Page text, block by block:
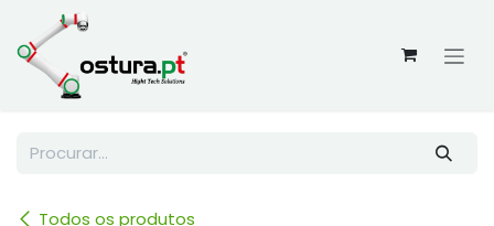
Skip to Content
Todos os produtos